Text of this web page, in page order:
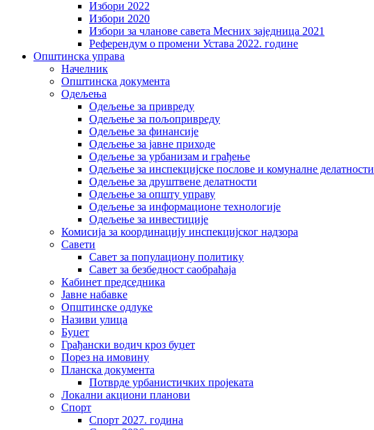
Избори 2022
Избори 2020
Избори за чланове савета Месних заједница 2021
Референдум о промени Устава 2022. године
Општинска управа
Начелник
Општинска документа
Одељења
Одељење за привреду
Одељење за пољопривреду
Одељење за финансије
Одељење за јавне приходе
Одељење за урбанизам и грађење
Одељење за инспекцијске послове и комуналне делатности
Одељење за друштвене делатности
Одељење за општу управу
Одељење за информационе технологије
Одељење за инвестиције
Комисија за координацију инспекцијског надзора
Савети
Савет за популациону политику
Савет за безбедност саобраћаја
Кабинет председника
Јавне набавке
Општинске одлуке
Називи улица
Буџет
Грађански водич кроз буџет
Порез на имовину
Планска документа
Потврде урбанистичких пројеката
Локални акциони планови
Спорт
Спорт 2027. година